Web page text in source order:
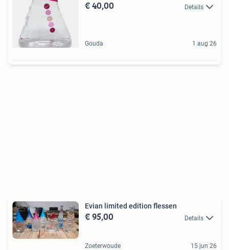
€ 40,00 Details
Gouda 1 aug 26
Evian limited edition flessen
€ 95,00 Details
Zoeterwoude 15 jun 26